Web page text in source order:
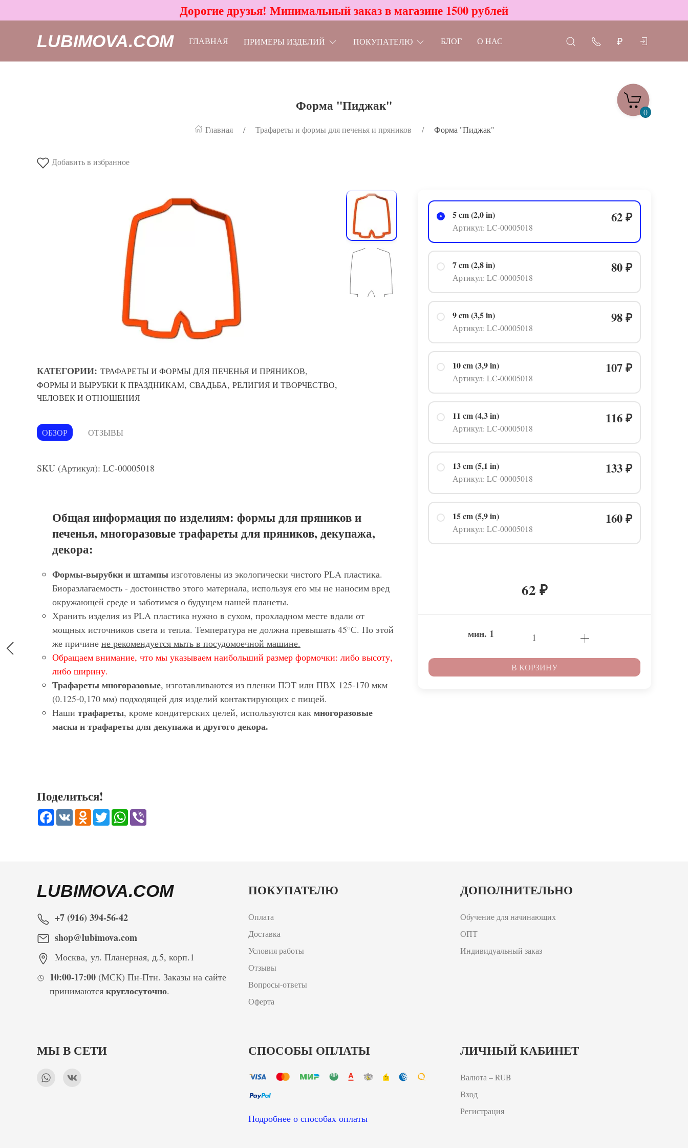
Дорогие друзья! Минимальный заказ в магазине 1500 рублей
LUBIMOVA.COM ГЛАВНАЯ ПРИМЕРЫ ИЗДЕЛИЙ ПОКУПАТЕЛЮ БЛОГ О НАС ₽
0
Форма "Пиджак"
Главная Трафареты и формы для печенья и пряников Форма "Пиджак"
Добавить в избранное
КАТЕГОРИИ: ТРАФАРЕТЫ И ФОРМЫ ДЛЯ ПЕЧЕНЬЯ И ПРЯНИКОВ,
ФОРМЫ И ВЫРУБКИ К ПРАЗДНИКАМ, СВАДЬБА, РЕЛИГИЯ И ТВОРЧЕСТВО,
ЧЕЛОВЕК И ОТНОШЕНИЯ
ОБЗОР ОТЗЫВЫ
SKU (Артикул): LC-00005018
Общая информация по изделиям: формы для пряников и
печенья, многоразовые трафареты для пряников, декупажа,
декора:
Формы-вырубки и штампы изготовлены из экологически чистого PLA пластика.
Биоразлагаемость - достоинство этого материала, используя его мы не наносим вред
окружающей среде и заботимся о будущем нашей планеты.
Хранить изделия из PLA пластика нужно в сухом, прохладном месте вдали от
мощных источников света и тепла. Температура не должна превышать 45°С. По этой
же причине не рекомендуется мыть в посудомоечной машине.
Обращаем внимание, что мы указываем наибольший размер формочки: либо высоту,
либо ширину.
Трафареты многоразовые, изготавливаются из пленки ПЭТ или ПВХ 125-170 мкм
(0.125-0,170 мм) подходящей для изделий контактирующих с пищей.
Наши трафареты, кроме кондитерских целей, используются как многоразовые
маски и трафареты для декупажа и другого декора.
5 cm (2,0 in)
Артикул: LC-00005018
62 ₽
7 cm (2,8 in)
Артикул: LC-00005018
80 ₽
9 cm (3,5 in)
Артикул: LC-00005018
98 ₽
10 cm (3,9 in)
Артикул: LC-00005018
107 ₽
11 cm (4,3 in)
Артикул: LC-00005018
116 ₽
13 cm (5,1 in)
Артикул: LC-00005018
133 ₽
15 cm (5,9 in)
Артикул: LC-00005018
160 ₽
62 ₽
мин. 1
В КОРЗИНУ
Поделиться!
Facebook
VK Odnoklassniki
TwitterWhatsApp
LUBIMOVA.COM
+7 (916) 394-56-42
shop@lubimova.com
Москва, ул. Планерная, д.5, корп.1
10:00-17:00(МСК) Пн-Птн. Заказы на сайте
принимаются круглосуточно.
ПОКУПАТЕЛЮ
Оплата
Доставка
Условия работы
Отзывы
Вопросы-ответы
Оферта
ДОПОЛНИТЕЛЬНО
Обучение для начинающих
ОПТ
Индивидуальный заказ
МЫ В СЕТИ СПОСОБЫ ОПЛАТЫ
Подробнее о способах оплаты
ЛИЧНЫЙ КАБИНЕТ
Валюта – RUB
Вход
Регистрация